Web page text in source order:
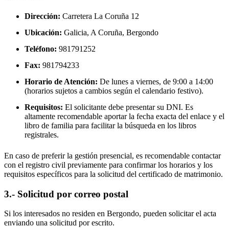
Dirección: Carretera La Coruña 12
Ubicación: Galicia, A Coruña, Bergondo
Teléfono: 981791252
Fax: 981794233
Horario de Atención: De lunes a viernes, de 9:00 a 14:00
(horarios sujetos a cambios según el calendario festivo).
Requisitos: El solicitante debe presentar su DNI. Es
altamente recomendable aportar la fecha exacta del enlace y el
libro de familia para facilitar la búsqueda en los libros
registrales.
En caso de preferir la gestión presencial, es recomendable contactar
con el registro civil previamente para confirmar los horarios y los
requisitos específicos para la solicitud del certificado de matrimonio.
3.- Solicitud por correo postal
Si los interesados no residen en Bergondo, pueden solicitar el acta
enviando una solicitud por escrito.